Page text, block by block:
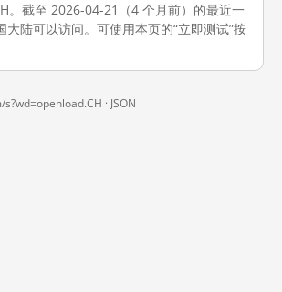
。截至 2026-04-21（4 个月前）的最近一
大陆可以访问。可使用本页的“立即测试”按
· JSON